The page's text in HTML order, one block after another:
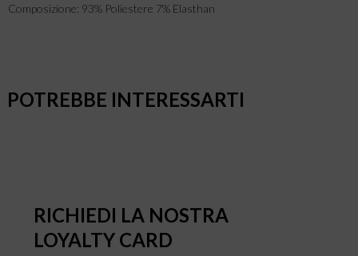
Composizione: 93% Poliestere 7% Elasthan
POTREBBE INTERESSARTI
RICHIEDI LA NOSTRA
LOYALTY CARD